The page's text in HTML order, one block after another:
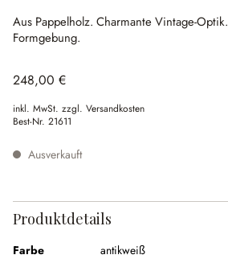
Aus Pappelholz. Charmante Vintage-Optik.
Formgebung.
248,00 €
inkl. MwSt. zzgl. Versandkosten
Best-Nr. 21611
Ausverkauft
Produktdetails
Farbe
antikweiß